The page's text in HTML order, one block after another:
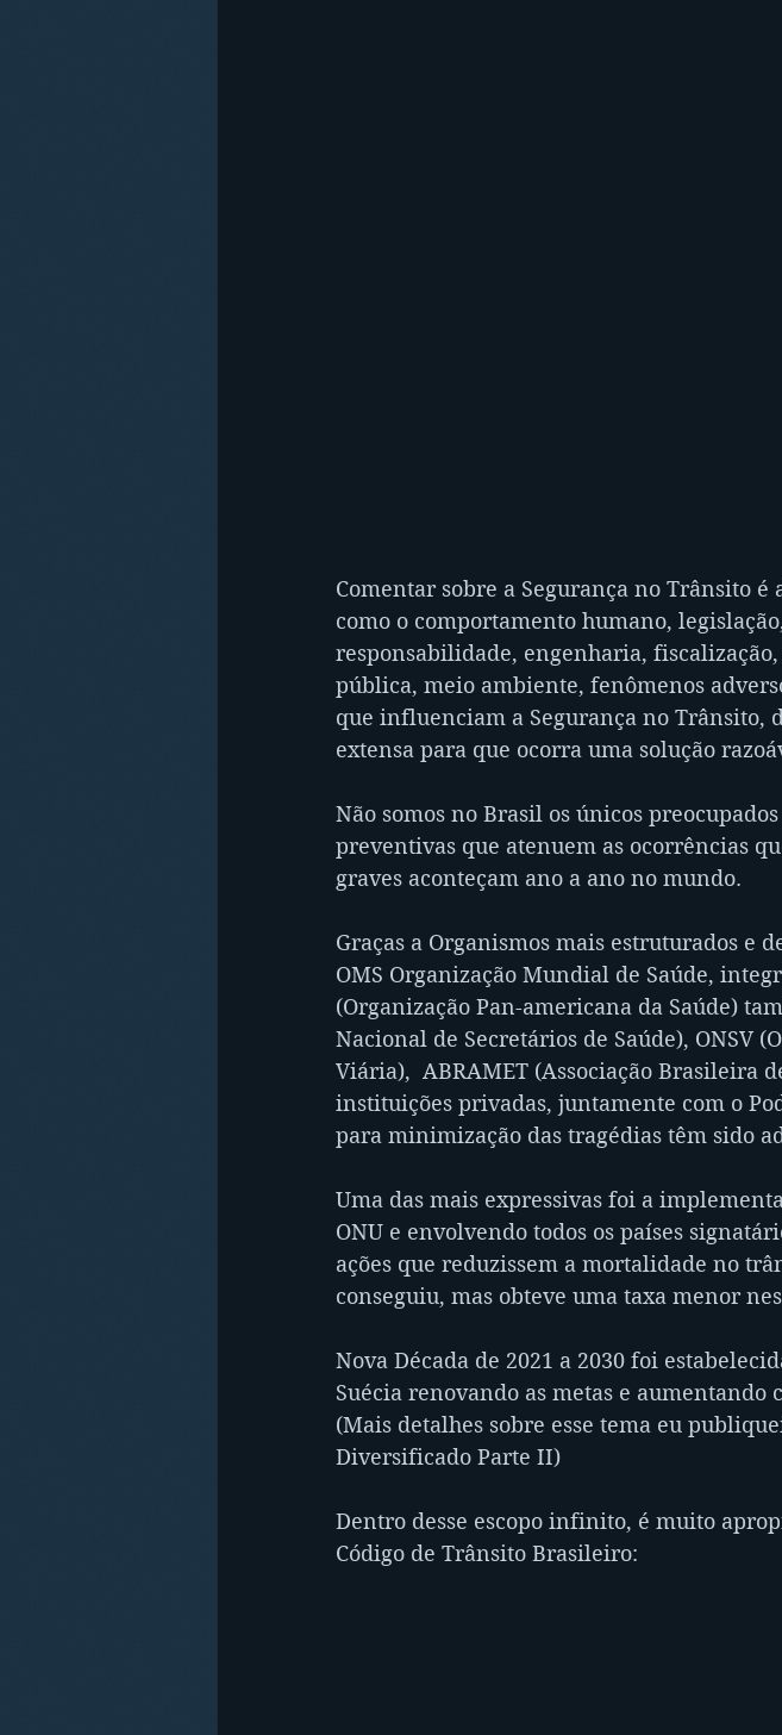
Comentar sobre a Segurança no Trânsito
como o comportamento humano,
responsabilidade, engenharia,
pública, meio ambiente, fenômenos
que influenciam a Segurança no Trânsito,
extensa para que ocorra uma solução
Não somos no Brasil os únicos
preventivas que atenuem as ocorrências
graves aconteçam ano a ano no mundo.
Graças a Organismos mais estruturados e
OMS Organização Mundial de Saúde,
(Organização Pan-americana da Saúde)
Nacional de Secretários de Saúde), ONSV
Viária),  ABRAMET (Associação Brasileira
instituições privadas, juntamente com o
para minimização das tragédias têm sido
Uma das mais expressivas foi a
ONU e envolvendo todos os países
ações que reduzissem a mortalidade no
conseguiu, mas obteve uma taxa menor
Nova Década de 2021 a 2030 foi
Suécia renovando as metas e aumentando
(Mais detalhes sobre esse tema eu
Diversificado Parte II)
Dentro desse escopo infinito, é muito
Código de Trânsito Brasileiro: